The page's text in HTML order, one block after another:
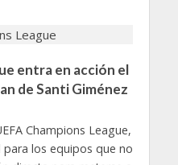
entra en acción el
de Santi Giménez
Champions League,
los equipos que no